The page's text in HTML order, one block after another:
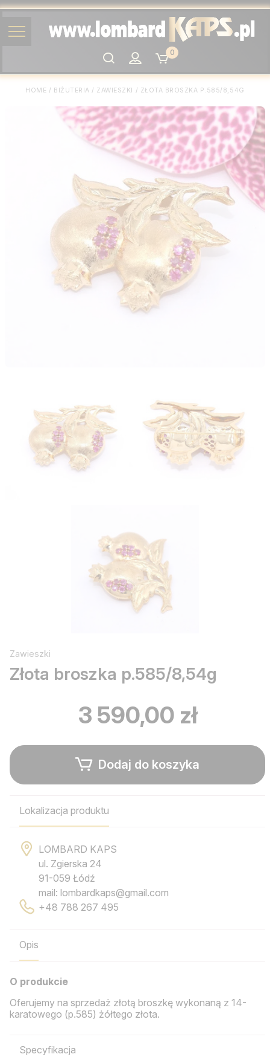
Szukaj
0
HOME / BIŻUTERIA / ZAWIESZKI / ZŁOTA BROSZKA P.585/8,54G
Zawieszki
Złota broszka p.585/8,54g
3 590,00 zł
Dodaj do koszyka
Lokalizacja produktu
LOMBARD KAPS
ul. Zgierska 24
91-059 Łódź
mail: lombardkaps@gmail.com
+48 788 267 495
Opis
O produkcie
Oferujemy na sprzedaż złotą broszkę wykonaną z 14-
karatowego (p.585) żółtego złota.
Specyfikacja